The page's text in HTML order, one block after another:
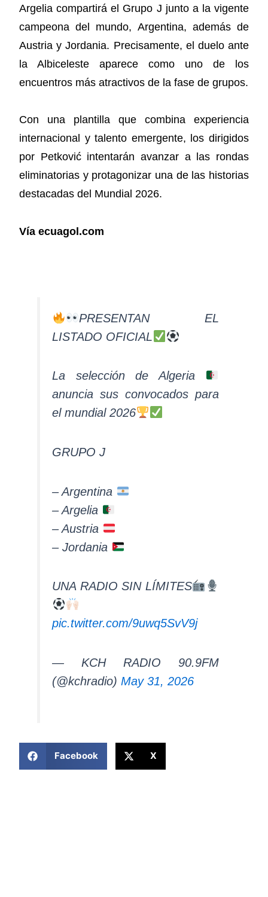
Argelia compartirá el Grupo J junto a la vigente
campeona del mundo, Argentina, además de
Austria y Jordania. Precisamente, el duelo ante
la Albiceleste aparece como uno de los
encuentros más atractivos de la fase de grupos.
Con una plantilla que combina experiencia
internacional y talento emergente, los dirigidos
por Petković intentarán avanzar a las rondas
eliminatorias y protagonizar una de las historias
destacadas del Mundial 2026.
Vía ecuagol.com
PRESENTAN EL
LISTADO OFICIAL
La selección de Algeria
anuncia sus convocados para
el mundial 2026
GRUPO J
– Argentina
– Argelia
– Austria
– Jordania
UNA RADIO SIN LÍMITES
pic.twitter.com/9uwq5SvV9j
— KCH RADIO 90.9FM
(@kchradio)May 31, 2026
Facebook X